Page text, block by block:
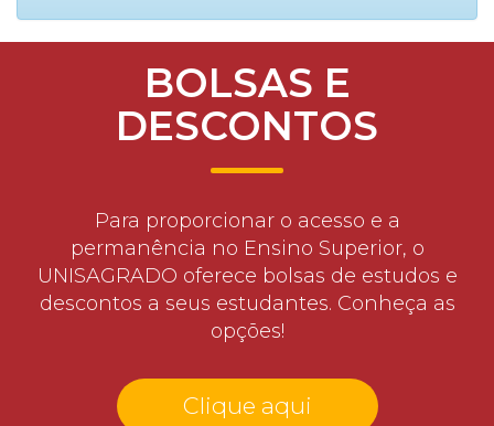
BOLSAS E
DESCONTOS
Para proporcionar o acesso e a
permanência no Ensino Superior, o
UNISAGRADO oferece bolsas de estudos e
descontos a seus estudantes. Conheça as
opções!
Clique aqui